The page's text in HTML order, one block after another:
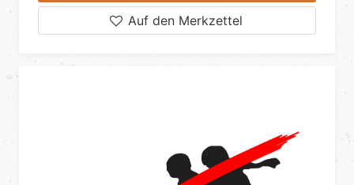
Auf den Merkzettel